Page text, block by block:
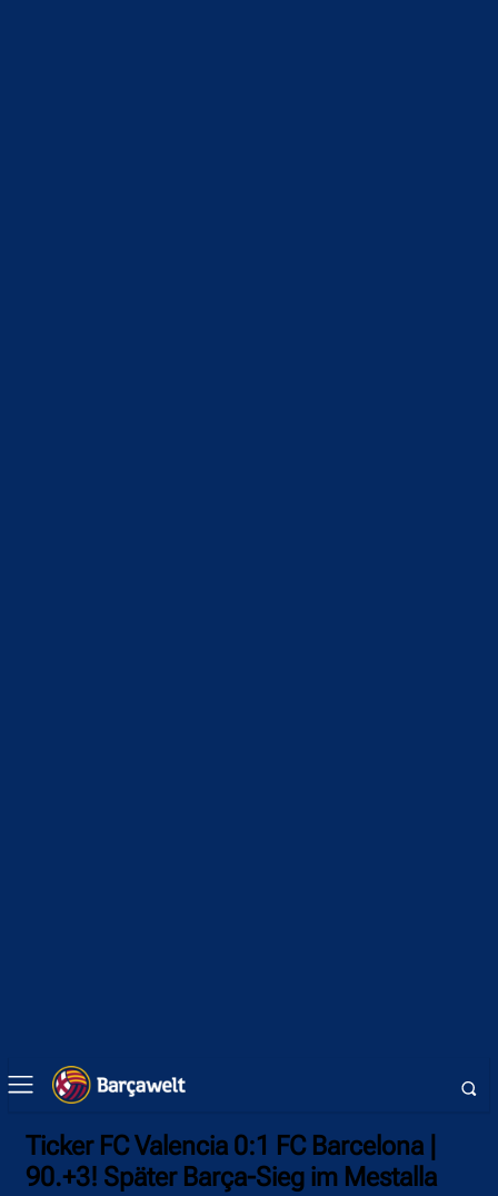
Ticker FC Valencia 0:1 FC Barcelona |
90.+3! Später Barça-Sieg im Mestalla